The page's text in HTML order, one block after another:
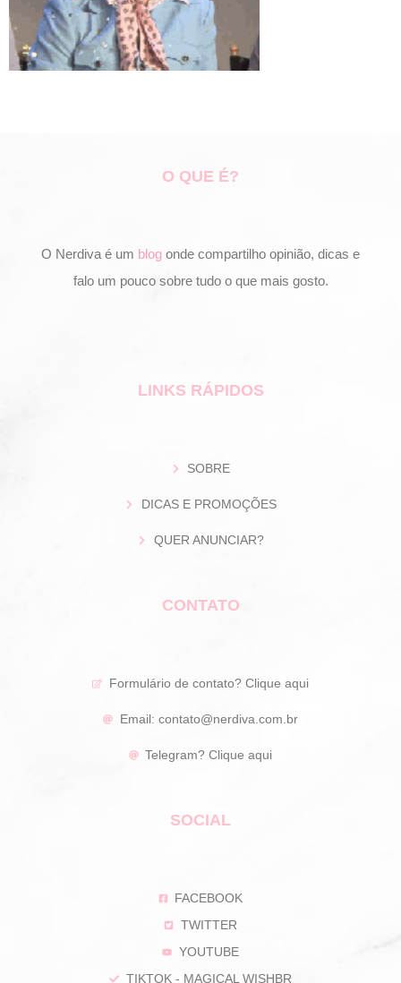
O QUE É?
O Nerdiva é um blog onde compartilho opinião, dicas e
falo um pouco sobre tudo o que mais gosto.
LINKS RÁPIDOS
SOBRE
DICAS E PROMOÇÕES
QUER ANUNCIAR?
CONTATO
Formulário de contato?Clique aqui
Email: contato@nerdiva.com.br
Telegram? Clique aqui
SOCIAL
FACEBOOK
TWITTER
YOUTUBE
TIKTOK - MAGICAL WISHBR